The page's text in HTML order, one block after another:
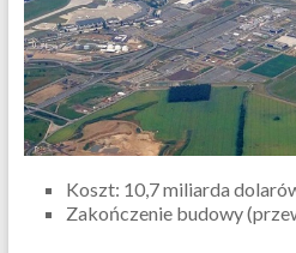
Koszt: 10,7 miliarda
Zakończenie budowy